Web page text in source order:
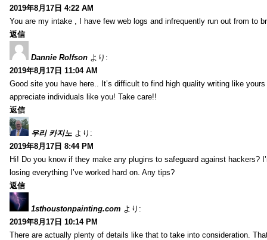
2019年8月17日 4:22 AM
You are my intake , I have few web logs and infrequently run out from to
返信
Dannie Rolfson より:
2019年8月17日 11:04 AM
Good site you have here.. It’s difficult to find high quality writing like
appreciate individuals like you! Take care!!
返信
우리 카지노 より:
2019年8月17日 8:44 PM
Hi! Do you know if they make any plugins to safeguard against hackers?
losing everything I’ve worked hard on. Any tips?
返信
1sthoustonpainting.com より:
2019年8月17日 10:14 PM
There are actually plenty of details like that to take into consideration.